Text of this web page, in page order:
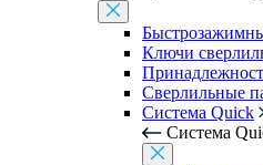
Ключи
Сверлильные
Система Quick
Система